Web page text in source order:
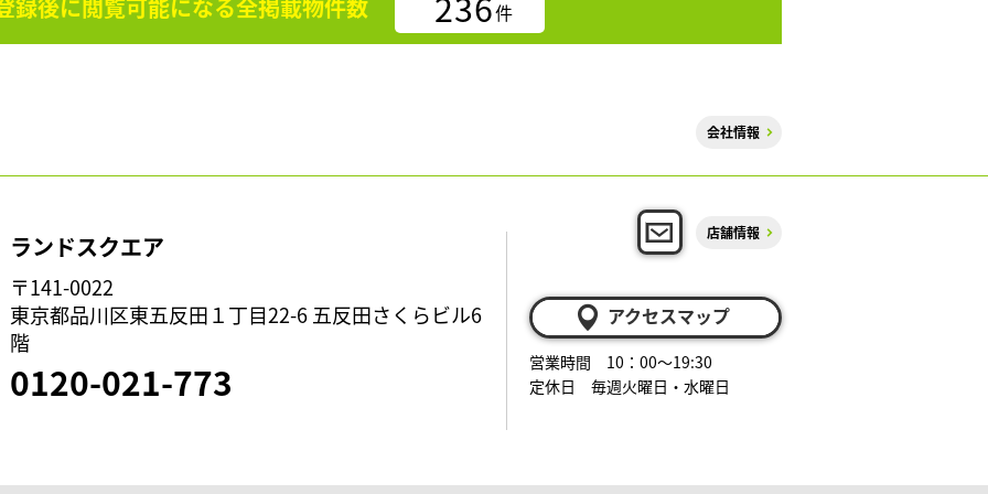
録後に閲覧可能になる全掲載物件数 件
会社情報
ランドスクエア
〒141-0022
東京都品川区東五反田１丁目22-6 五反田さくらビル6
階
0120-021-773
店舗情報
アクセスマップ
営業時間 10：00～19:30
定休日 毎週火曜日・水曜日